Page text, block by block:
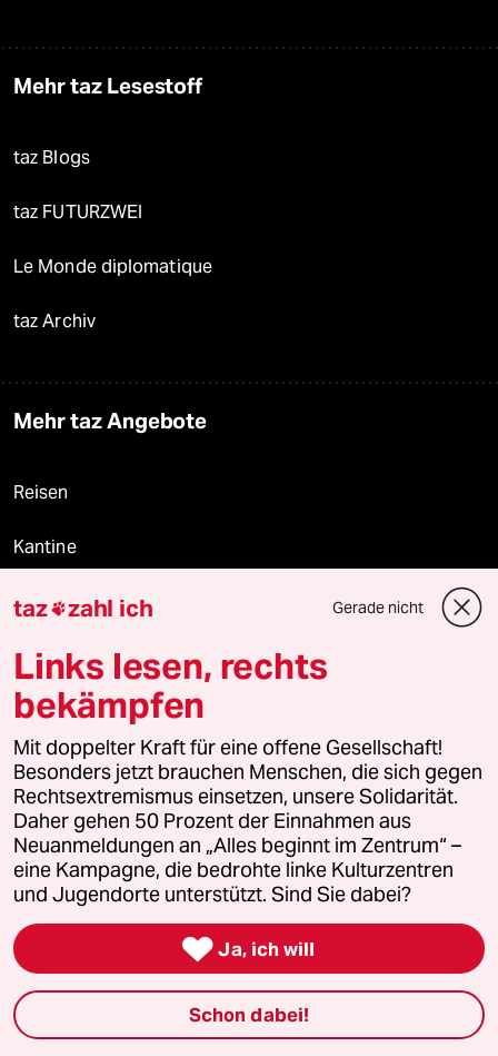
Mehr taz Lesestoff
taz Blogs
taz FUTURZWEI
Le Monde diplomatique
taz Archiv
Mehr taz Angebote
Reisen
Kantine
Shop
Anzeigen
Fragen & Hilfe
Feedback
Aboservice
ePaper Login
Downloads für Abonnierende
taz zahl ich Gerade nicht
Links lesen, rechts
bekämpfen
Mit doppelter Kraft für eine offene Gesellschaft!
Besonders jetzt brauchen Menschen, die sich gegen
Rechtsextremismus einsetzen, unsere Solidarität.
Daher gehen 50 Prozent der Einnahmen aus
Neuanmeldungen an „Alles beginnt im Zentrum“ –
eine Kampagne, die bedrohte linke Kulturzentren
und Jugendorte unterstützt. Sind Sie dabei?
 Ja, ich will
Schon dabei!